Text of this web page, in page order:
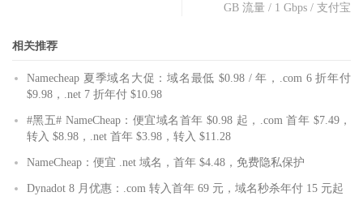
GB 流量 / 1 Gbps / 支付宝
相关推荐
Namecheap 夏季域名大促：域名最低 $0.98 / 年，.com 6 折年付
$9.98，.net 7 折年付 $10.98
#黑五# NameCheap：便宜域名首年 $0.98 起，.com 首年 $7.49，
转入 $8.98，.net 首年 $3.98，转入 $11.28
NameCheap：便宜 .net 域名，首年 $4.48，免费隐私保护
Dynadot 8 月优惠：.com 转入首年 69 元，域名秒杀年付 15 元起